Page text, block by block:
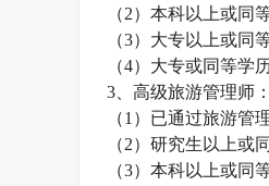
（2）本科以上或同
（3）大专以上或同
（4）大专或同等学
3 、高级旅游管理师：
（1 ）已通过旅游管
（2）研究生以上或
（3）本科以上或同